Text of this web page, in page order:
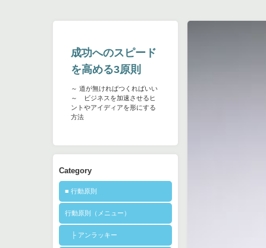
成功へのスピード
を高める3原則
～ 道が無ければつくればいい
～ ビジネスを加速させるヒ
ントやアイディアを形にする
方法
Category
■ 行動原則
行動原則（メニュー）
├ アンラッキー